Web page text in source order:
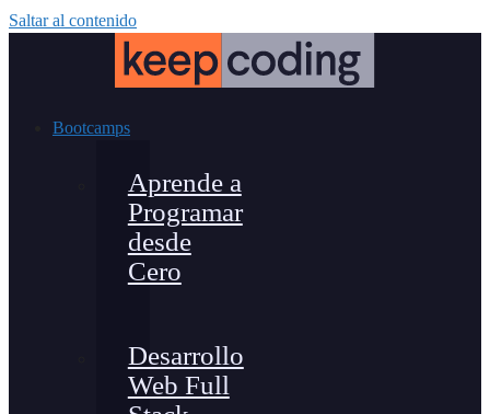
Saltar al contenido
Bootcamps
Aprende a
Programar
desde
Cero
Desarrollo
Web Full